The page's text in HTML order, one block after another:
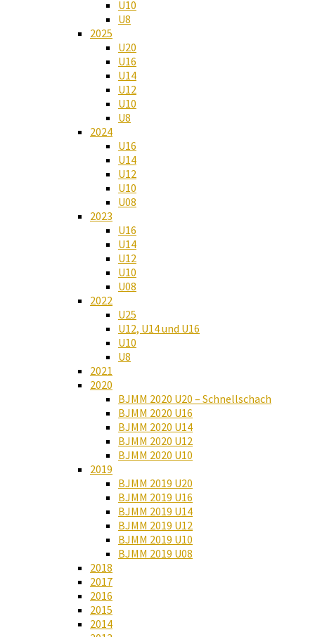
U10
U8
2025
U20
U16
U14
U12
U10
U8
2024
U16
U14
U12
U10
U08
2023
U16
U14
U12
U10
U08
2022
U25
U12, U14 und U16
U10
U8
2021
2020
BJMM 2020 U20 – Schnellschach
BJMM 2020 U16
BJMM 2020 U14
BJMM 2020 U12
BJMM 2020 U10
2019
BJMM 2019 U20
BJMM 2019 U16
BJMM 2019 U14
BJMM 2019 U12
BJMM 2019 U10
BJMM 2019 U08
2018
2017
2016
2015
2014